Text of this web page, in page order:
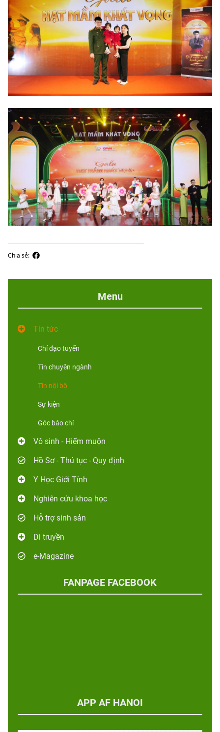
Chia sẻ:
Menu
Tin tức
Chỉ đạo tuyến
Tin chuyên ngành
Tin nội bộ
Sự kiện
Góc báo chí
Vô sinh - Hiếm muộn
Hồ Sơ - Thủ tục - Quy định
Y Học Giới Tính
Nghiên cứu khoa học
Hỗ trợ sinh sản
Di truyền
e-Magazine
FANPAGE FACEBOOK
APP AF HANOI